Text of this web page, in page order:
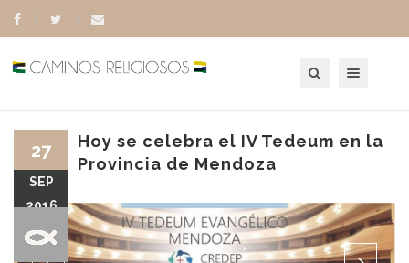
Hoy se celebra el IV Tedeum en la
Provincia de Mendoza
27
SEP
2016